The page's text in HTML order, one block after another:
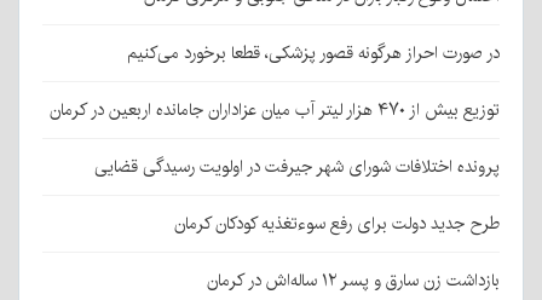
در صورت احراز هرگونه قصور پزشکی، قطعا برخورد می‌کنیم
توزیع بیش از ۴۷۰ هزار لیتر آب میان عزاداران جامانده اربعین در کرمان
پرونده اختلافات شورای شهر جیرفت در اولویت رسیدگی قضایی
طرح جدید دولت برای رفع سوءتغذیه کودکان کرمان
بازداشت زن سارق و پسر ۱۲ ساله‌اش در کرمان